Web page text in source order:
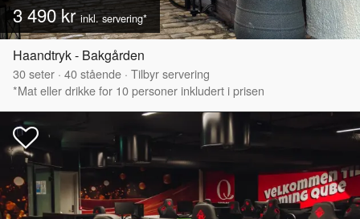
3 490 krinkl. servering*
Haandtryk - Bakgården
30seter · 40stående · Tilbyr servering
*Mat eller drikke for 10 personer inkludert i prisen